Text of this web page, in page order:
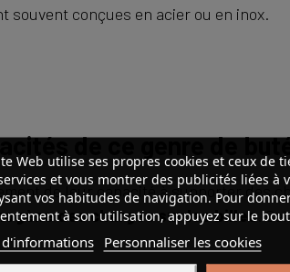
souvent conçues en acier ou en inox.
de ce genre de
de leur capacité à supporter des
des charges sur les billes.
Web utilise ses propres cookies et ceux de
et vous montrer des publicités liées à
vos habitudes de navigation. Pour
à son utilisation, appuyez sur le
d'informations Personnaliser les cookies